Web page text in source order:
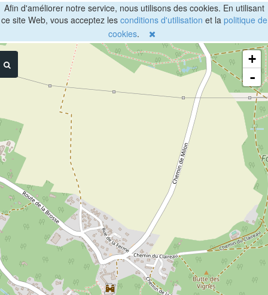
Afin d'améliorer notre service, nous utilisons des cookies. En utilisant
ce site Web, vous acceptez les conditions d'utilisation et la politique de
cookies.
+
-